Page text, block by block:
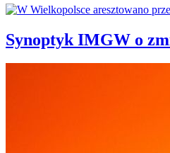
Synoptyk IMGW o